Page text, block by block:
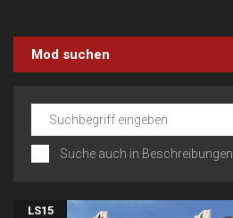
Mod suchen
Suche auch in Beschreibungen
LS15